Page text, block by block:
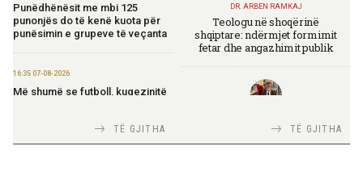
Punëdhënësit me mbi 125
punonjës do të kenë kuota për
punësimin e grupeve të veçanta
16:35 07-08-2026
Më shumë se futboll, kuqezinjtë
14:10 07-08-2026
TË GJITHA
DR. ARBEN RAMKAJ
Teologu në shoqërinë
shqiptare: ndërmjet formimit
fetar dhe angazhimit publik
TIRANA DIPLOMATTË GJITHA